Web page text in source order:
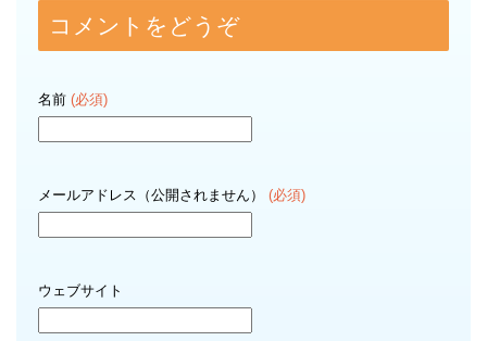
コメントをどうぞ
名前 (必須)
メールアドレス（公開されません） (必須)
ウェブサイト